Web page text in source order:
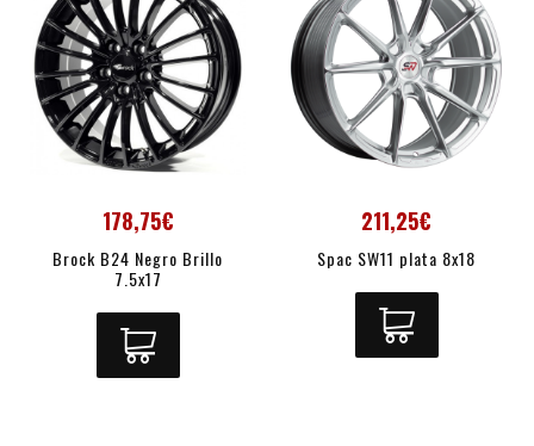
178,75€
Brock B24 Negro Brillo
7.5x17
211,25€
Spac SW11 plata 8x18